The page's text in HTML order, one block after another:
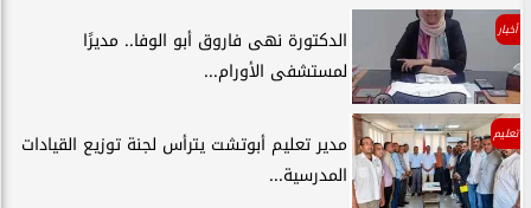
أخبار
الدكتورة نهى فاروق أبو الوفا.. مديرًا
لمستشفى الأورام...
تعليم
مدير تعليم أبوتشت يترأس لجنة توزيع القيادات
المدرسية...